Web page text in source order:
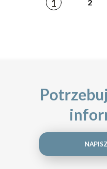
1 2